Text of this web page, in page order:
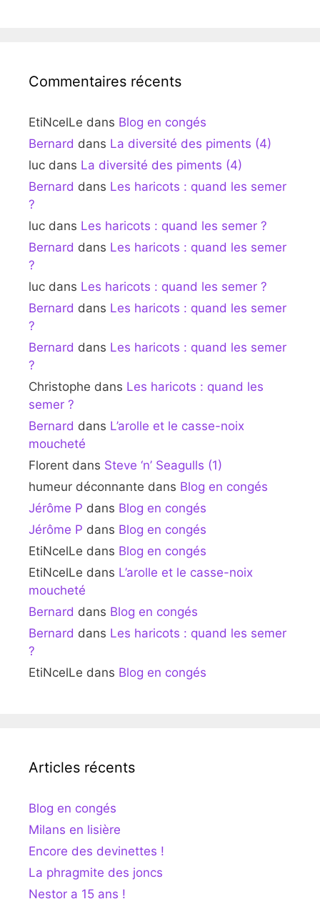
Commentaires récents
EtiNcelLe dans Blog en congés
Bernard dans La diversité des piments (4)
luc dans La diversité des piments (4)
Bernard dans Les haricots : quand les semer
?
luc dans Les haricots : quand les semer ?
Bernard dans Les haricots : quand les semer
?
luc dans Les haricots : quand les semer ?
Bernard dans Les haricots : quand les semer
?
Bernard dans Les haricots : quand les semer
?
Christophe dans Les haricots : quand les
semer ?
Bernard dans L’arolle et le casse-noix
moucheté
Florent dans Steve ‘n’ Seagulls (1)
humeur déconnante dans Blog en congés
Jérôme P dans Blog en congés
Jérôme P dans Blog en congés
EtiNcelLe dans Blog en congés
EtiNcelLe dans L’arolle et le casse-noix
moucheté
Bernard dans Blog en congés
Bernard dans Les haricots : quand les semer
?
EtiNcelLe dans Blog en congés
Articles récents
Blog en congés
Milans en lisière
Encore des devinettes !
La phragmite des joncs
Nestor a 15 ans !